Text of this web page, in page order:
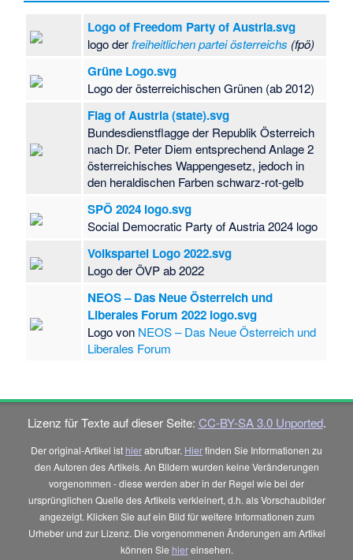
Logo of Freedom Party of Austria.svg
logo derfreiheitlichen partei österreichs (fpö)
Grüne Logo.svg
Logo der österreichischen Grünen (ab 2012)
Flag of Austria (state).svg
Bundesdienstflagge der Republik Österreich
nach Dr. Peter Diem entsprechend Anlage 2
österreichisches Wappengesetz, jedoch in
den heraldischen Farben schwarz-rot-gelb
SPÖ 2024 logo.svg
Social Democratic Party of Austria 2024 logo
Volkspartei Logo 2022.svg
Logo der ÖVP ab 2022
NEOS – Das Neue Österreich und
Liberales Forum 2022 logo.svg
Logo von NEOS – Das Neue Österreich und
Liberales Forum
Lizenz für Texte auf dieser Seite: CC-BY-SA 3.0 Unported.
Der original-Artikel ist hierabrufbar. Hierfinden Sie Informationen zu
den Autoren des Artikels. An Bildern wurden keine Veränderungen
vorgenommen - diese werden aber in der Regel wie bei der
ursprünglichen Quelle des Artikels verkleinert, d.h. als Vorschaubilder
angezeigt. Klicken Sie auf ein Bild für weitere Informationen zum
Urheber und zur Lizenz. Die vorgenommenen Änderungen am Artikel
können Sie hiereinsehen.